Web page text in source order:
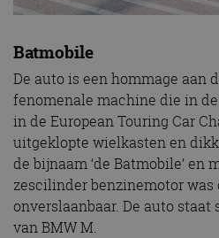
Batmobile
De auto is een hommage aan
fenomenale machine die in
in de European Touring Car
uitgeklopte wielkasten en
de bijnaam ‘de Batmobile’ en
zescilinder benzinemotor was
onverslaanbaar. De auto
van BMW M.